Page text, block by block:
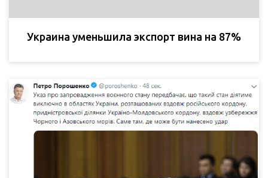
Украина уменьшила экспорт вина на 87%